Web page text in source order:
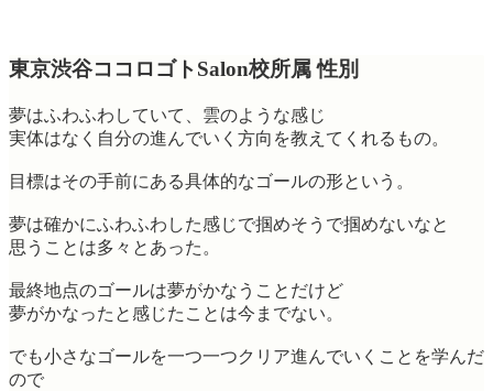
東京渋谷ココロゴトSalon校所属 性別
夢はふわふわしていて、雲のような感じ
実体はなく自分の進んでいく方向を教えてくれるもの。
目標はその手前にある具体的なゴールの形という。
夢は確かにふわふわした感じで掴めそうで掴めないなと
思うことは多々とあった。
最終地点のゴールは夢がかなうことだけど
夢がかなったと感じたことは今までない。
でも小さなゴールを一つ一つクリア進んでいくことを学んだ
ので